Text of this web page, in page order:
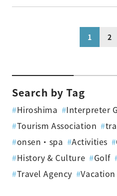
1 2
Search by Tag
#Hiroshima #Interpreter
#Tourism Association #
#onsen・spa #Activities #
#History & Culture #Golf
#Travel Agency #